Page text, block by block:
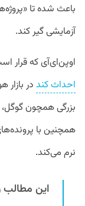
باعث شده تا
آزمایشی گیر کند.
اوپن‌ای‌آی که قرار
احداث کند در
بزرگی همچون گوگل،
همچنین با
نرم می‌کند.
این مطالب